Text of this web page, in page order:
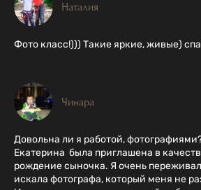
Наталия
Фото класс!))) Такие яркие, живые)
Чинара
Довольна ли я работой,
Екатерина была приглашена в
рождение сыночка. Я очень
искала фотографа, который меня не